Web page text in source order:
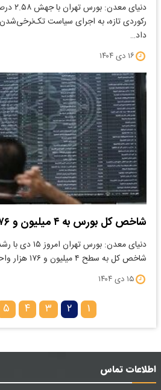
دنیای
رکوردی تازه، به اجرای سیاست
داد…
۱۶ دی ۱۴۰۴
شاخص کل بورس به ۴ میلیون و ۱۷۶ هزار واحد رسید
شاخص کل به سطح ۴ میلیون و ۱۷۶ هزار واحد رسید؛ ورود…
۱۵ دی ۱۴۰۴
۱ ۲ ۳ ۴ ۵
اطلاعات تماس